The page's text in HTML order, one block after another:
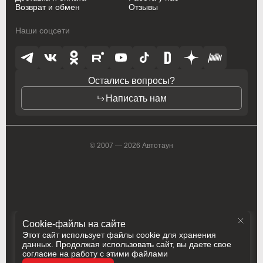
Cookie-файлы на сайте
Этот сайт использует файлы cookie для хранения
данных. Продолжая использовать сайт, вы даете свое
согласие на работу с этими файлами
Toyota
Vauxhall
Возврат и обмен
Отзывы
Наши соцсети
Остались вопросы?
Написать нам
© 2007 — 2026 Автотаун
Toyota
Vauxhall
Toyota
Vauxhall